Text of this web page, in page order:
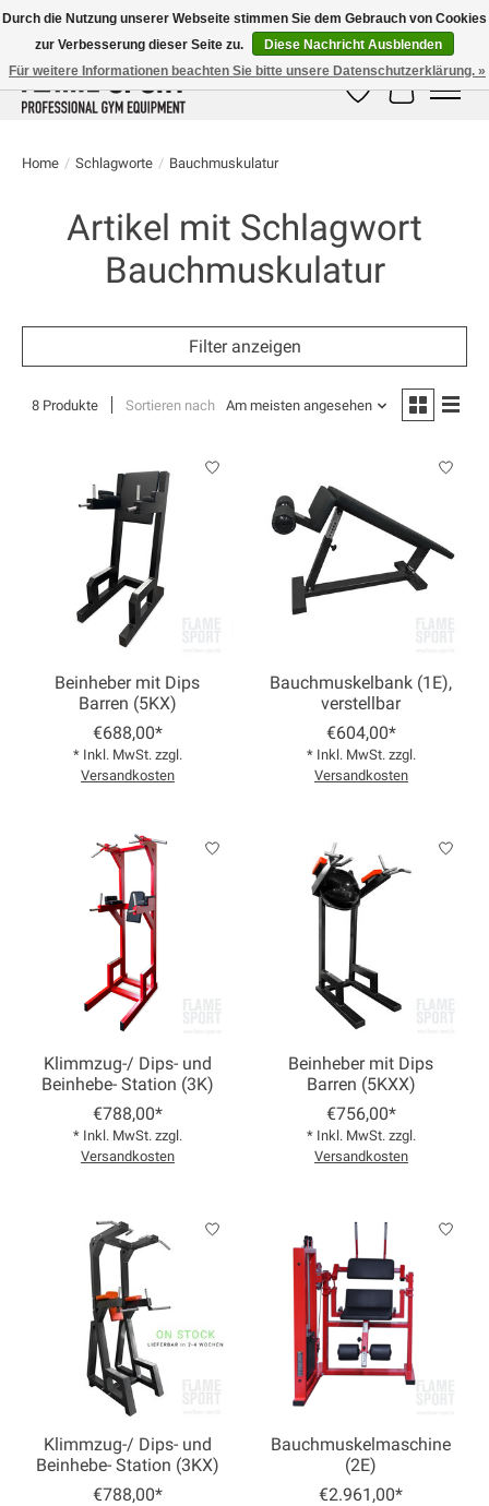
E-MAIL:info@flame-sport.deTEL.: +49 1525 9705 011
Wunschzettel
Ihr
Home / Schlagworte / Bauchmuskulatur
Artikel mit Schlagwort
Bauchmuskulatur
Filter anzeigen
8 Produkte Sortieren nach Am meisten angesehen
Beinheber mit Dips
Barren (5KX)
€688,00*
* Inkl. MwSt. zzgl.
Versandkosten
Bauchmuskelbank (1E),
verstellbar
€604,00*
* Inkl. MwSt. zzgl.
Versandkosten
Klimmzug-/ Dips- und
Beinhebe- Station (3K)
€788,00*
* Inkl. MwSt. zzgl.
Versandkosten
Beinheber mit Dips
Barren (5KXX)
€756,00*
* Inkl. MwSt. zzgl.
Versandkosten
Klimmzug-/ Dips- und
Beinhebe- Station (3KX)
€788,00*
Bauchmuskelmaschine
(2E)
€2.961,00*
Durch die Nutzung unserer Webseite stimmen Sie dem Gebrauch von Cookies
zur Verbesserung dieser Seite zu.
Diese Nachricht Ausblenden
Für weitere Informationen beachten Sie bitte unsere Datenschutzerklärung. »